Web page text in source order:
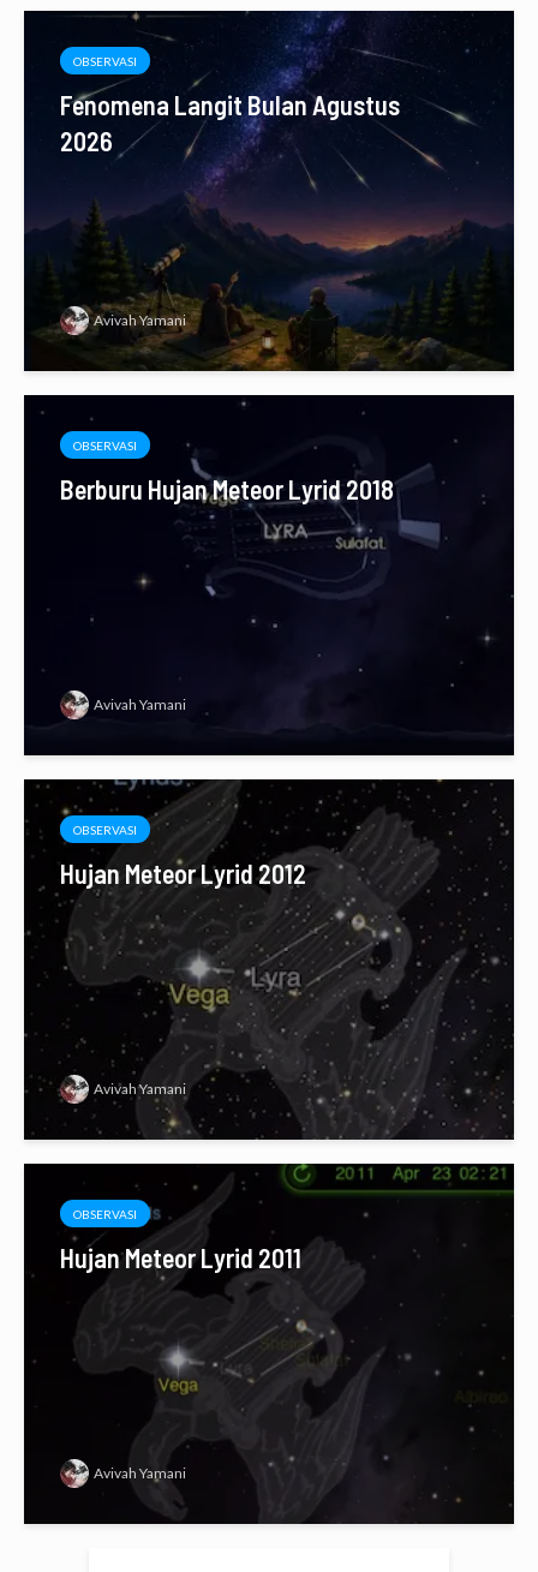
OBSERVASI
Fenomena Langit Bulan Agustus
2026
Avivah Yamani
OBSERVASI
Berburu Hujan Meteor Lyrid 2018
Avivah Yamani
OBSERVASI
Hujan Meteor Lyrid 2012
Avivah Yamani
OBSERVASI
Hujan Meteor Lyrid 2011
Avivah Yamani